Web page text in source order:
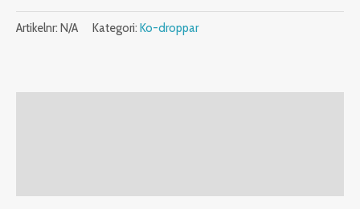
Artikelnr: N/A Kategori: Ko-droppar